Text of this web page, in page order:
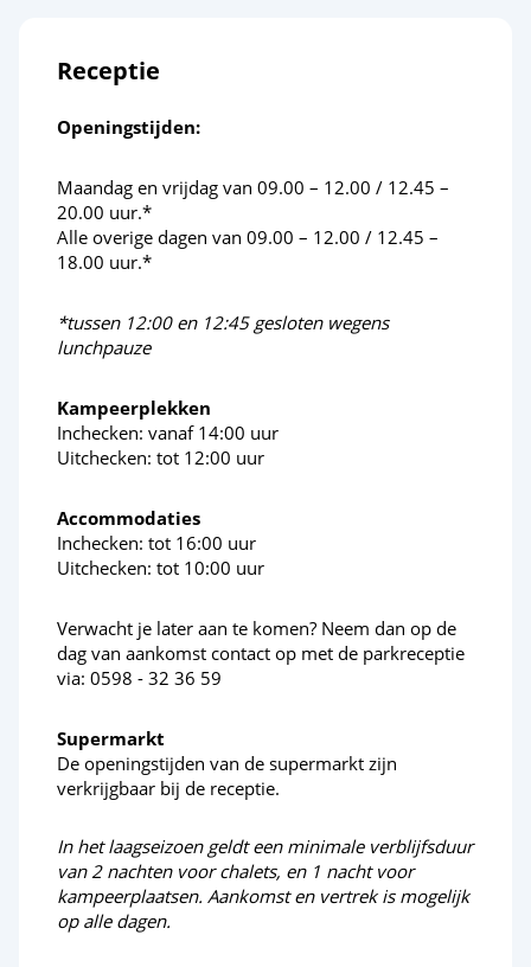
Groningen (stad)
Thermen Bad Nieuweschans
Sauna De Bron
Cultuur en erfgoed
Schloss Dankern
Receptie
Openingstijden:
Maandag en vrijdag van 09.00 – 12.00 / 12.45 –
20.00 uur.*
Alle overige dagen van 09.00 – 12.00 / 12.45 –
18.00 uur.*
*tussen 12:00 en 12:45 gesloten wegens
lunchpauze
Kampeerplekken
Inchecken: vanaf 14:00 uur
Uitchecken: tot 12:00 uur
Accommodaties
Inchecken: tot 16:00 uur
Uitchecken: tot 10:00 uur
Verwacht je later aan te komen? Neem dan op de
dag van aankomst contact op met de parkreceptie
via: 0598 - 32 36 59
Supermarkt
De openingstijden van de supermarkt zijn
verkrijgbaar bij de receptie.
In het laagseizoen geldt een minimale verblijfsduur
van 2 nachten voor chalets, en 1 nacht voor
kampeerplaatsen. Aankomst en vertrek is mogelijk
op alle dagen.